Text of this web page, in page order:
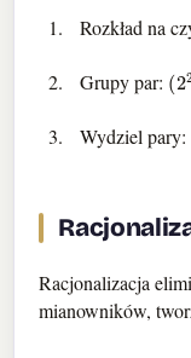
Rozkład na
Grupy par: (2
Wydziel pary:
Racjonalizacja
mianowników,